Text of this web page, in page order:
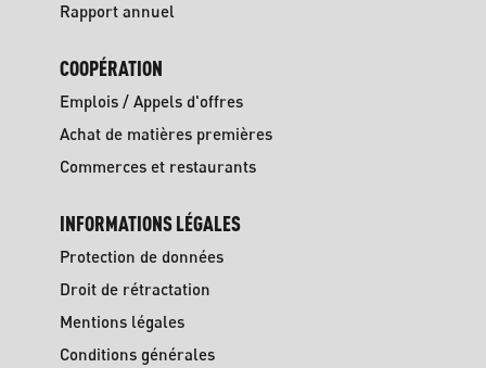
Rapport annuel
COOPÉRATION
Emplois / Appels d'offres
Achat de matières premières
Commerces et restaurants
INFORMATIONS LÉGALES
Protection de données
Droit de rétractation
Mentions légales
Conditions générales